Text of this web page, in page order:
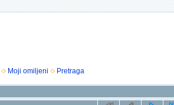
Moji omiljeni Pretraga